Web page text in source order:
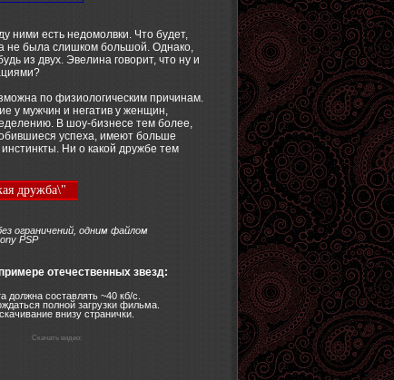
ними есть недомолвки. Что будет,
не была слишком большой. Однако,
из двух. Эвелина говорит, что ну и
по физиологическим причинам.
у мужчин и негатив у женщин,
В шоу-бизнесе тем более,
успеха, имеют больше
Ни о какой дружбе тем
дружба\"
ограничений, одним файлом
PSP
отечественных звезд:
составлять ~40 кб/с.
полной загрузки фильма.
внизу странички.
Скачать видео: